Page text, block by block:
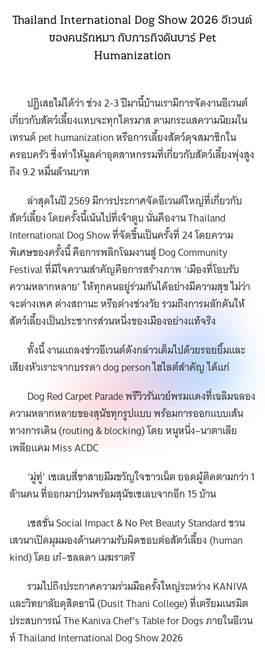
Thailand International Dog Show 2026 อีเวนต์
ของคนรักหมา กับภารกิจดันบาร์ Pet
Humanization
ปฏิเสธไม่ได้ว่า ช่วง 2-3 ปีมานี้บ้านเรามีการจัดงานอีเวนต์
เกี่ยวกับสัตว์เลี้ยงแทบจะทุกไตรมาส ตามกระแสความนิยมใน
เทรนด์ pet humanization หรือการเลี้ยงสัตว์ดุจสมาชิกใน
ครอบครัว ซึ่งทำให้มูลค่าอุตสาหกรรมที่เกี่ยวกับสัตว์เลี้ยงพุ่งสูง
ถึง 9.2 หมื่นล้านบาท
ล่าสุดในปี 2569 มีการประกาศจัดอีเวนต์ใหญ่ที่เกี่ยวกับ
สัตว์เลี้ยง โดยครั้งนี้เน้นไปที่เจ้าตูบ นั่นคืองาน Thailand
International Dog Show ที่จัดขึ้นเป็นครั้งที่ 24 โดยความ
พิเศษของครั้งนี้ คือการพลิกโฉมงานสู่ Dog Community
Festival ที่มีใจความสำคัญคือการสร้างภาพ ‘เมืองที่โอบรับ
ความหลากหลาย’ ให้ทุกคนอยู่ร่วมกันได้อย่างมีความสุข ไม่ว่า
จะต่างเพศ ต่างสถานะ หรือต่างช่วงวัย รวมถึงการผลักดันให้
สัตว์เลี้ยงเป็นประชากรส่วนหนึ่งของเมืองอย่างแท้จริง
ทั้งนี้ งานแถลงข่าวอีเวนต์ดังกล่าวเต็มไปด้วยรอยยิ้มและ
เสียงหัวเราะจากบรรดา dog person ไฮไลต์สำคัญ ได้แก่
Dog Red Carpet Parade พรีวิวรันเวย์พรมแดงที่เฉลิมฉลอง
ความหลากหลายของสุนัขทุกรูปแบบ พร้อมการออกแบบเส้น
ทางการเดิน (routing & blocking) โดย หนูหนึ่ง–นาตาเลีย
เพลียแคม Miss ACDC
‘มู่ทู่’ เซเลบสี่ขาสายมีมขวัญใจชาวเน็ต ยอดผู้ติดตามกว่า 1
ล้านคน ที่ออกมาป่วนพร้อมสุนัขเซเลบจากอีก 15 บ้าน
เซสชั่น Social Impact & No Pet Beauty Standard ชวน
เสวนาเปิดมุมมองด้านความรับผิดชอบต่อสัตว์เลี้ยง (human
kind) โดย เก๋–ชลลดา เมฆราตรี
รวมไปถึงประกาศความร่วมมือครั้งใหญ่ระหว่าง KANIVA
และวิทยาลัยดุสิตธานี (Dusit Thani College) ที่เตรียมเนรมิต
ประสบการณ์ The Kaniva Chef’s Table for Dogs ภายในอีเวน
ท์ Thailand International Dog Show 2026